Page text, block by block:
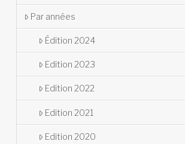
Par années
Édition 2024
Edition 2023
Edition 2022
Edition 2021
Edition 2020